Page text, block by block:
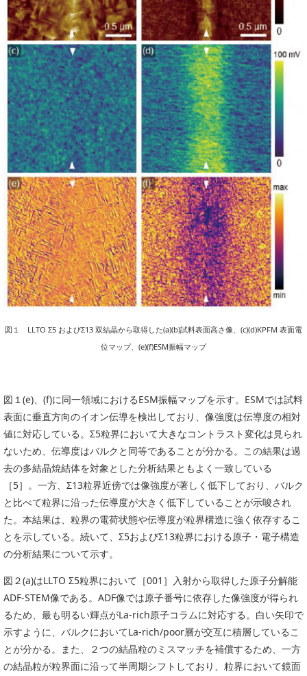
図１ LLTO Σ5 およびΣ13 双結晶から取得した(a)(b)試料表面高さ像、(c)(d)KPFM 表面電
位マップ、(e)(f)ESM振幅マップ
図１(e)、(f)に同一領域におけるESM振幅マップを示す。ESMでは試料
表面に垂直方向のイオン伝導を検出しており、像強度は伝導度の相対
値に対応している。Σ5粒界において大きなコントラスト変化は見られ
ないため、伝導度はバルクと同等であることが分かる。この結果は過
去の多結晶焼結体を対象とした分析結果ともよく一致している
［5］。一方、Σ13粒界近傍では像強度が著しく低下しており、バルク
と比べて粒界に沿った伝導度が大きく低下していることが示唆され
た。本結果は、粒界の電荷状態や伝導度が粒界構造に強く依存するこ
とを示している。続いて、Σ5およびΣ13粒界における原子・電子構造
の分析結果について示す。
図２(a)はLLTO Σ5粒界において［001］入射から取得した原子分解能
ADF-STEM像である。ADF像では原子番号に依存した像強度が得られ
るため、最も明るい輝点がLa-rich原子コラムに対応する。白い矢印で
示すように、バルクにおいてLa-rich/poor層が交互に積層しているこ
とが分かる。また、２つの結晶粒のミスマッチを補償するため、一方
の結晶粒が粒界面に沿って半周期シフトしており、粒界において鏡面